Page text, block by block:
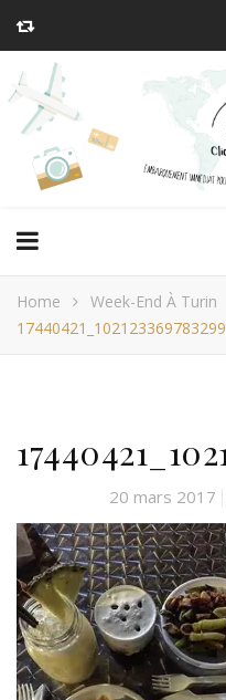
Home
Week-End À Turin
20 mars 2017